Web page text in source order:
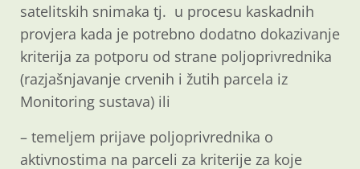
satelitskih snimaka tj. u procesu kaskadnih
provjera kada je potrebno dodatno dokazivanje
kriterija za potporu od strane poljoprivrednika
(razjašnjavanje crvenih i žutih parcela iz
Monitoring sustava) ili
– temeljem prijave poljoprivrednika o
aktivnostima na parceli za kriterije za koje